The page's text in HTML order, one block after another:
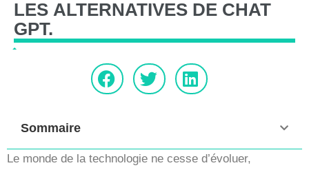
LES ALTERNATIVES DE CHAT
GPT.
Sommaire
Le monde de la technologie ne cesse d’évoluer,